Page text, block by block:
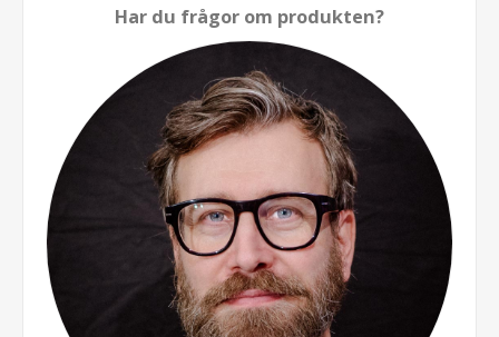
Har du frågor om produkten?